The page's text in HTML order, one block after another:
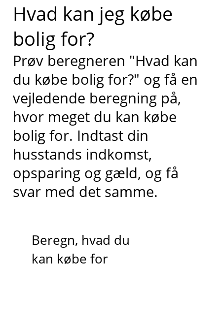
Hvad kan jeg købe
bolig for?
Prøv beregneren "Hvad kan
du købe bolig for?" og få en
vejledende beregning på,
hvor meget du kan købe
bolig for. Indtast din
husstands indkomst,
opsparing og gæld, og få
svar med det samme.
Beregn, hvad du
kan købe for